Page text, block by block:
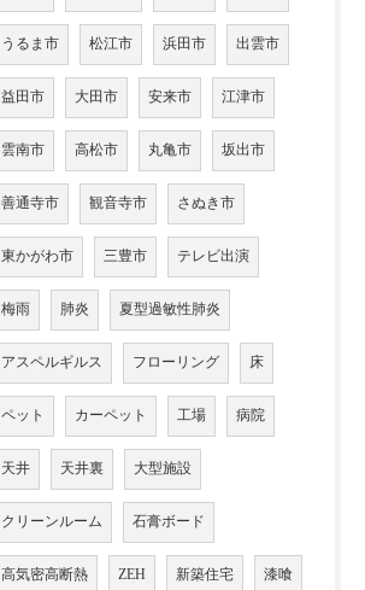
うるま市 松江市 浜田市 出雲市
益田市 大田市 安来市 江津市
雲南市 高松市 丸亀市 坂出市
善通寺市 観音寺市 さぬき市
東かがわ市 三豊市 テレビ出演
梅雨 肺炎 夏型過敏性肺炎
アスペルギルス フローリング 床
ペット カーペット 工場 病院
天井 天井裏 大型施設
クリーンルーム 石膏ボード
高気密高断熱 ZEH 新築住宅 漆喰